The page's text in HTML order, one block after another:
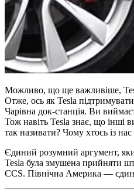
Можливо, що ще важливіше,
Отже, ось як Tesla
Чарівна док-станція. Ви
Тож навіть Tesla знає, що інші
так називати? Чому хтось із
Єдиний розумний аргумент,
Tesla була змушена прийняти
CCS. Північна Америка —